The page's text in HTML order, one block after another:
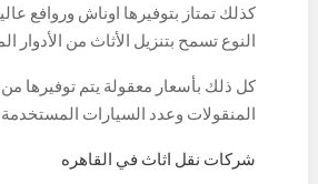
المؤهل كليا لتلبية جميع الخدمات
تسمح بتوفير الخدمة بأفضل طريقة
وتركيب جميع أنواع العفش ونقله
آمن وسهل.
كذلك تمتاز بتوفيرها اوناش وروافع
النوع تسمح بتنزيل الأثاث من الأدوار
ممكنة.
كل ذلك بأسعار معقولة يتم توفيرها
المنقولات وعدد السيارات
بطريقة مثالية تضمن الجودة الكاملة
شركات نقل اثاث في القاهره